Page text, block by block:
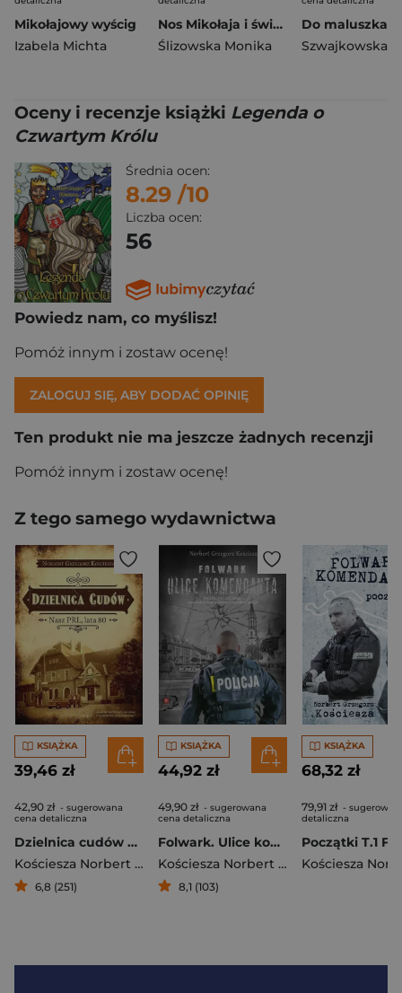
Mikołajowy wyścig
Izabela Michta
Nos Mikołaja i świąteczne sreberko
Ślizowska Monika
Oceny i recenzje książki Legenda o
Czwartym Królu
Średnia ocen:
8.29 /10
Liczba ocen:
56
Powiedz nam, co myślisz!
Pomóż innym i zostaw ocenę!
ZALOGUJ SIĘ, ABY DODAĆ OPINIĘ
Ten produkt nie ma jeszcze żadnych recenzji
Pomóż innym i zostaw ocenę!
Z tego samego wydawnictwa
KSIĄŻKA
39,46 zł
42,90 zł - sugerowana
cena detaliczna
Dzielnica cudów Nasz PRL, lata 80
Kościesza Norbert Grzegorz
6,8 (251)
KSIĄŻKA
44,92 zł
49,90 zł - sugerowana
cena detaliczna
Folwark. Ulice komendanta
Kościesza Norbert Grzegorz
8,1 (103)
KSIĄŻKA
68,32 zł
79,91 zł -
detaliczna